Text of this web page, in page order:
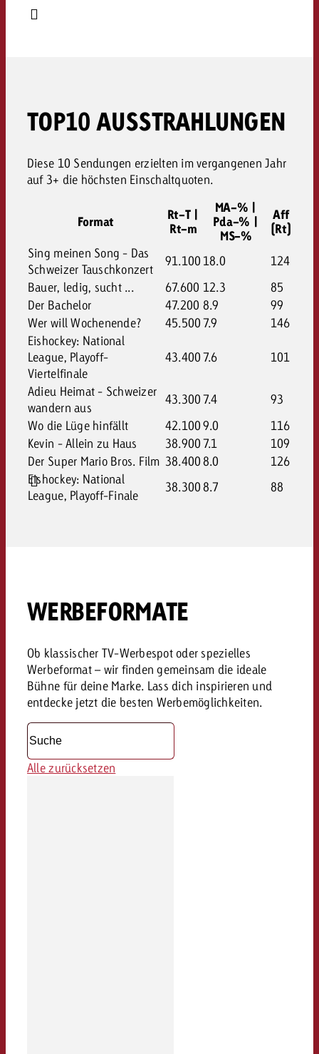
TOP10 AUSSTRAHLUNGEN
Diese 10 Sendungen erzielten im vergangenen Jahr
auf 3+ die höchsten Einschaltquoten.
Format
Rt-T |
Rt-m
MA-% |
Pda-% |
MS-%
Aff
(Rt)
Sing meinen Song - Das
Schweizer Tauschkonzert
91.100 18.0
124
Bauer, ledig, sucht ...
67.600 12.3
85
Der Bachelor
47.200 8.9
99
Wer will Wochenende?
45.5007.9
146
Eishockey: National
League, Playoff-
Viertelfinale
43.4007.6 101
Adieu Heimat - Schweizer
wandern aus
43.3007.4
93
Wo die Lüge hinfällt
42.1009.0
116
Kevin - Allein zu Haus
38.9007.1
109
Der Super Mario Bros. Film 38.4008.0
126
Eishockey: National
League, Playoff-Finale
38.3008.7 88
WERBEFORMATE
Ob klassischer TV-Werbespot oder spezielles
Werbeformat – wir finden gemeinsam die ideale
Bühne für deine Marke. Lass dich inspirieren und
entdecke jetzt die besten Werbemöglichkeiten.
Alle zurücksetzen